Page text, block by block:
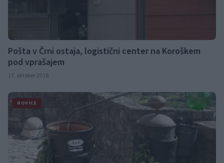
Pošta v Črni ostaja, logistični center na Koroškem
pod vprašajem
17. oktober 2018
NOVICE